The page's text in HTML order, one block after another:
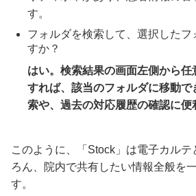
す。
フォルダを検索して、選択したフ
すか？
はい。検索結果の画面左側から任
すれば、該当のフォルダに移動で
索や、過去の対応履歴の確認に便
このように、「Stock」は電子カルテ
ろん、院内で共有したい情報全般を
す。